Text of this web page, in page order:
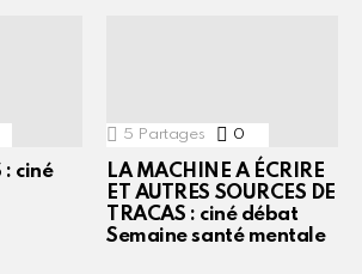
: ciné
5 Partages 0
LA MACHINE A ÉCRIRE
ET AUTRES SOURCES DE
TRACAS : ciné débat
Semaine santé mentale